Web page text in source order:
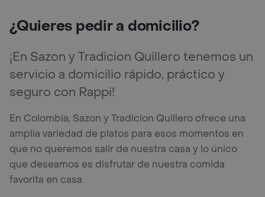
¿Quieres pedir a domicilio?
¡En Sazon y Tradicion Quillero tenemos un
servicio a domicilio rápido, práctico y
seguro con Rappi!
En Colombia, Sazon y Tradicion Quillero ofrece una
amplia variedad de platos para esos momentos en
que no queremos salir de nuestra casa y lo único
que deseamos es disfrutar de nuestra comida
favorita en casa.